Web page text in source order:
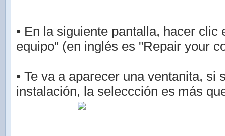
• En la siguiente pantalla, hacer clic
equipo" (en inglés es "Repair your
• Te va a aparecer una ventanita, si
instalación, la seleccción es más